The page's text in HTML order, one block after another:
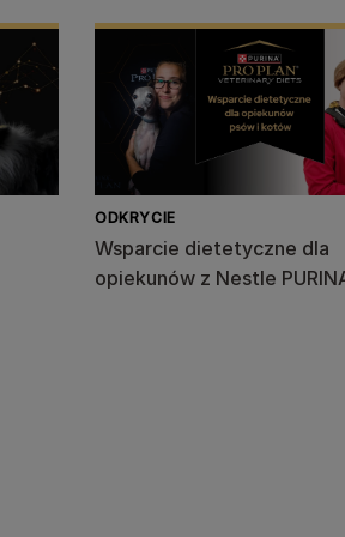
ODKRYCIE
Wsparcie dietetyczne dla
opiekunów z Nestle